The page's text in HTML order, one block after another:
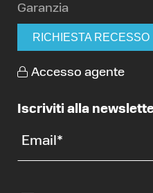
Garanzia
RICHIESTA RECESSO
Accesso agente
Iscriviti alla
Email*